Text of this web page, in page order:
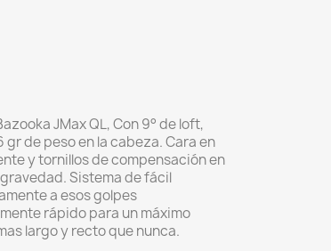
JMax QL, Con 9° de loft,
de peso en la cabeza. Cara en
y tornillos de compensación en
Sistema de fácil
a esos golpes
rápido para un máximo
largo y recto que nunca.